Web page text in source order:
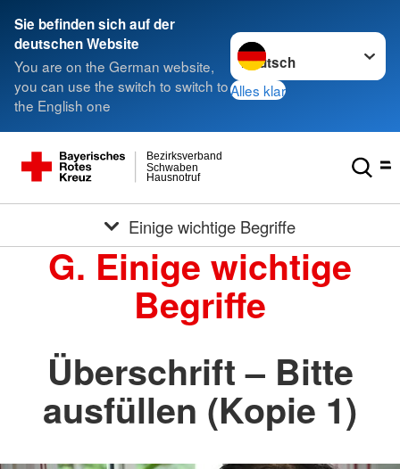
Sie befinden sich auf der
deutschen Website
You are on the German website,
you can use the switch to switch to
the English one
Sprache wechseln zu
Alles klar
Hausnotruf
Schwaben
Bezirksverband
Einige wichtige Begriffe
G. Einige wichtige
Begriffe
Überschrift – Bitte
ausfüllen (Kopie 1)